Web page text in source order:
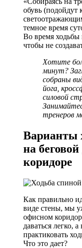
обувь (подойдут
темное время
Во время ходьбы
чтобы не
Хотите
минут?
собраны
йога,
силовой
тренеров
Варианты
на
коридоре
Как правильно
виде стены, мы
офисном
даваться легко,
практиковать
Что это дает?